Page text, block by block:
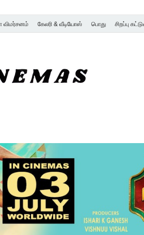
விமர்சனம் கேலரி & வீடியோஸ் பொது சிறப்பு